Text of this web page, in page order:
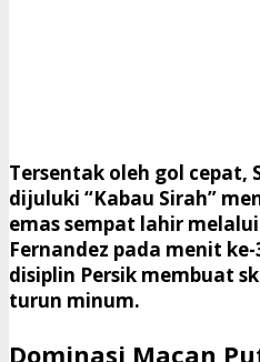
​Tersentak oleh gol cepat,
dijuluki “Kabau Sirah”
emas sempat lahir
Fernandez pada menit
disiplin Persik membuat
turun minum.
Dominasi Macan